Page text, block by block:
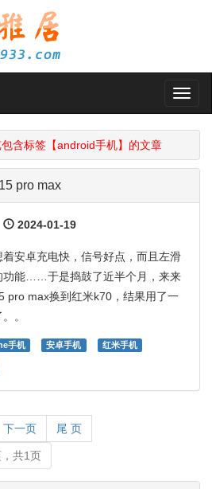
含标签【android手机】的文章
pro max
2024-01-19
安卓充电快，信号好点，而且左滑
功能……于是捣鼓了近半个月，来来
pro max换到红米k70，结果用了一
。
手机 安卓手机 红米手机
下一页 尾 页
共1页